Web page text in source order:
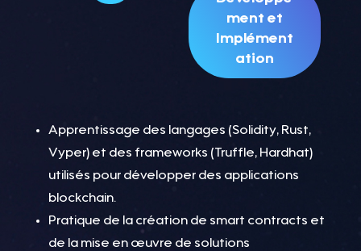
ment et
Implément
ation
Apprentissage des langages (Solidity, Rust,
Vyper) et des frameworks (Truffle, Hardhat)
utilisés pour développer des applications
blockchain.
Pratique de la création de smart contracts et
de la mise en œuvre de solutions